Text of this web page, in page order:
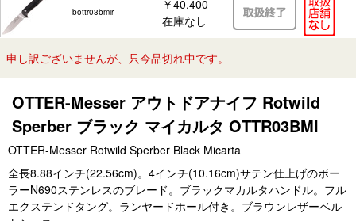
bottr03bmir
￥40,400
在庫なし
申し訳ございませんが、只今品切れ中です。
OTTER-Messer アウトドアナイフ Rotwild
Sperber ブラック マイカルタ OTTR03BMI
OTTER-Messer Rotwild Sperber Black Micarta
全長8.88インチ(22.56cm)。4インチ(10.16cm)サテン仕上げのボー
ラーN690ステンレスのブレード。ブラックマカルタハンドル。フル
エクステンドタング。ランヤードホール付き。ブラウンレザーベル